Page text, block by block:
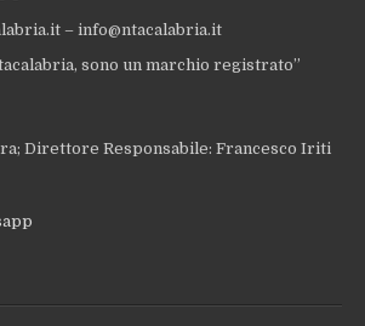
– info@ntacalabria.it
sono un marchio registrato”
Direttore Responsabile: Francesco Iriti